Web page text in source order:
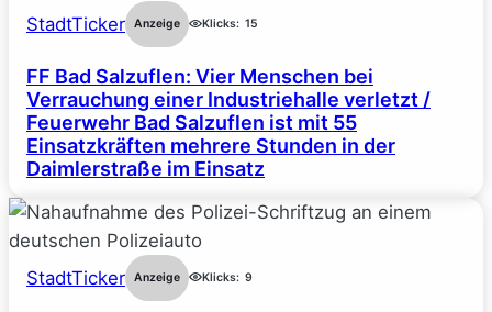
StadtTicker Anzeige Klicks: 15
FF Bad Salzuflen: Vier Menschen bei
Verrauchung einer Industriehalle verletzt /
Feuerwehr Bad Salzuflen ist mit 55
Einsatzkräften mehrere Stunden in der
Daimlerstraße im Einsatz
StadtTicker Anzeige Klicks: 9